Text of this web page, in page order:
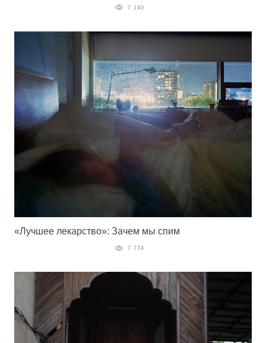
7 140
«Лучшее лекарство»: Зачем мы спим
7 734